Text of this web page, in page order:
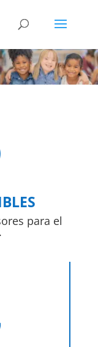
para el